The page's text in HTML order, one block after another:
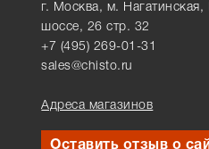
г. Москва, м. Нагатинская,
шоссе, 26 стр. 32
+7 (495) 269-01-31
sales@chisto.ru
Адреса магазинов
Оставить отзыв о